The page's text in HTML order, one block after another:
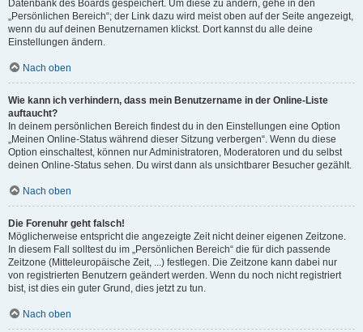
Datenbank des Boards gespeichert. Um diese zu ändern, gehe in den
„Persönlichen Bereich“; der Link dazu wird meist oben auf der Seite angezeigt,
wenn du auf deinen Benutzernamen klickst. Dort kannst du alle deine
Einstellungen ändern.
Nach oben
Wie kann ich verhindern, dass mein Benutzername in der Online-Liste
auftaucht?
In deinem persönlichen Bereich findest du in den Einstellungen eine Option
„Meinen Online-Status während dieser Sitzung verbergen“. Wenn du diese
Option einschaltest, können nur Administratoren, Moderatoren und du selbst
deinen Online-Status sehen. Du wirst dann als unsichtbarer Besucher gezählt.
Nach oben
Die Forenuhr geht falsch!
Möglicherweise entspricht die angezeigte Zeit nicht deiner eigenen Zeitzone.
In diesem Fall solltest du im „Persönlichen Bereich“ die für dich passende
Zeitzone (Mitteleuropäische Zeit, ...) festlegen. Die Zeitzone kann dabei nur
von registrierten Benutzern geändert werden. Wenn du noch nicht registriert
bist, ist dies ein guter Grund, dies jetzt zu tun.
Nach oben